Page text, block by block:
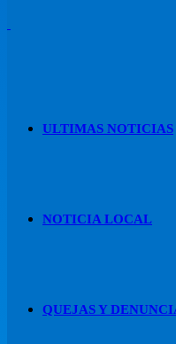
ULTIMAS NOTICIAS
NOTICIA LOCAL
QUEJAS Y